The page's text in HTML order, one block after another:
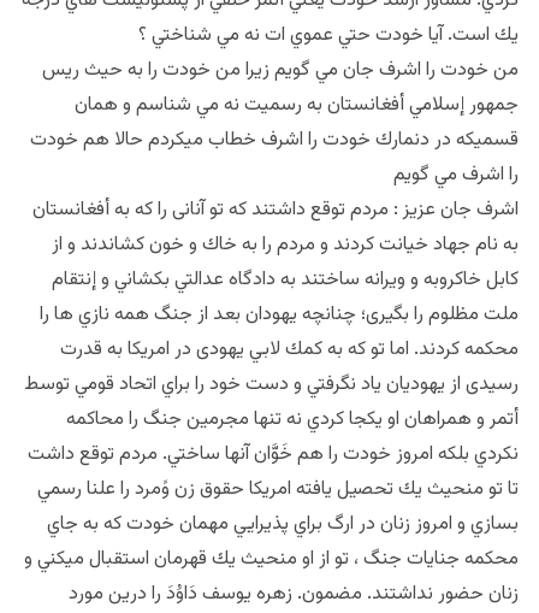
يك است. آيا خودت حتي عموي ات نه مي شناختي ؟
من خودت را اشرف جان مي گويم زيرا من خودت را به حيث ريس
جمهور إسلامي أفغانستان به رسميت نه مي شناسم و همان
قسميكه در دنمارك خودت را اشرف خطاب ميكردم حالا هم خودت
را اشرف مي گويم
اشرف جان عزيز : مردم توقع داشتند كه تو آنانی را كه به أفغانستان
به نام جهاد خيانت كردند و مردم را به خاك و خون كشاندند و از
كابل خاكروبه و ويرانه ساختند به دادگاه عدالتي بكشاني و إنتقام
ملت مظلوم را بگيری؛ چنانچه يهودان بعد از جنگ همه نازي ها را
محكمه كردند. اما تو كه به كمك لابي يهودی در امريكا به قدرت
رسيدی از يهوديان ياد نگرفتي و دست خود را براي اتحاد قومي توسط
أتمر و همراهان او يكجا كردي نه تنها مجرمين جنگ را محاكمه
نكردي بلكه امروز خودت را هم خَوَّان آنها ساختي. مردم توقع داشت
تا تو منحيث يك تحصيل يافته امريكا حقوق زن وًمرد را علنا رسمي
بسازي و امروز زنان در ارگ براي پذيرايي مهمان خودت كه به جاي
محكمه جنايات جنگ ، تو از او منحيث يك قهرمان استقبال ميكني و
زنان حضور نداشتند. مضمون. زهره يوسف دَاوُدَ را درين مورد